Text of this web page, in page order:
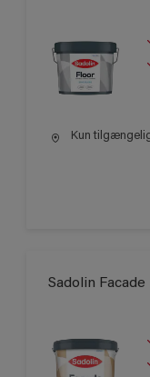
Kun
Sadolin Facade